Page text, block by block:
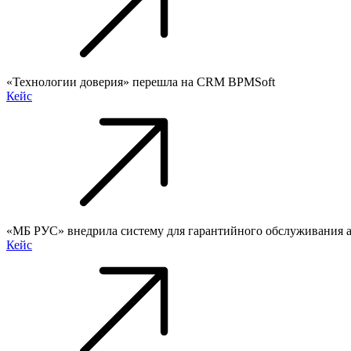
«Технологии доверия» перешла на CRM BPMSoft
Кейс
«МБ РУС» внедрила систему для гарантийного обслуживания
Кейс